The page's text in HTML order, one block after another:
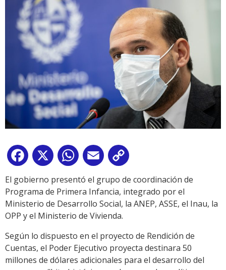
Facebook
X WhatsApp
Email
Link
El gobierno presentó el grupo de coordinación de
Programa de Primera Infancia, integrado por el
Ministerio de Desarrollo Social, la ANEP, ASSE, el Inau, la
OPP y el Ministerio de Vivienda.
Según lo dispuesto en el proyecto de Rendición de
Cuentas, el Poder Ejecutivo proyecta destinara 50
millones de dólares adicionales para el desarrollo del